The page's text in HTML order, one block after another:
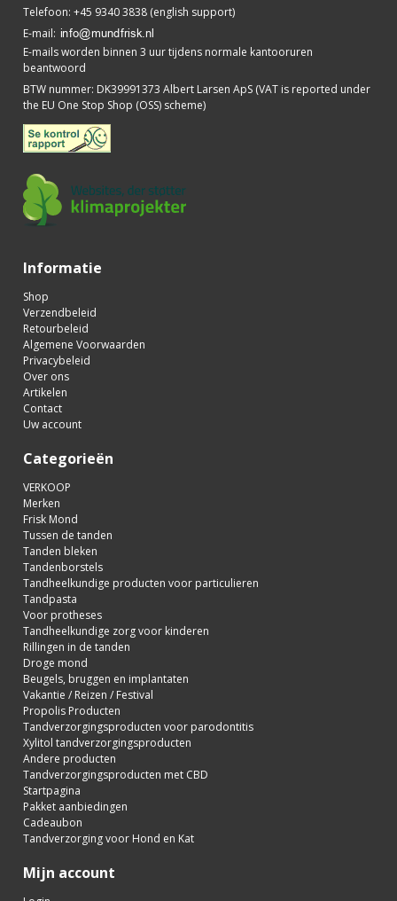
Telefoon: +45 9340 3838 (english support)
E-mail:
E-mails worden binnen 3 uur tijdens normale kantooruren
beantwoord
BTW nummer: DK39991373 Albert Larsen ApS (VAT is reported under
the EU One Stop Shop (OSS) scheme)
Informatie
Shop
Verzendbeleid
Retourbeleid
Algemene Voorwaarden
Privacybeleid
Over ons
Artikelen
Contact
Uw account
Categorieën
VERKOOP
Merken
Frisk Mond
Tussen de tanden
Tanden bleken
Tandenborstels
Tandheelkundige producten voor particulieren
Tandpasta
Voor protheses
Tandheelkundige zorg voor kinderen
Rillingen in de tanden
Droge mond
Beugels, bruggen en implantaten
Vakantie / Reizen / Festival
Propolis Producten
Tandverzorgingsproducten voor parodontitis
Xylitol tandverzorgingsproducten
Andere producten
Tandverzorgingsproducten met CBD
Startpagina
Pakket aanbiedingen
Cadeaubon
Tandverzorging voor Hond en Kat
Mijn account